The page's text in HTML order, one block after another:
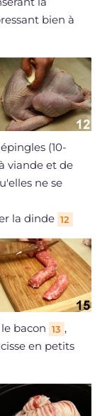
bien à
(10-
viande et de
ne se
la dinde 12
bacon 13 ,
en petits